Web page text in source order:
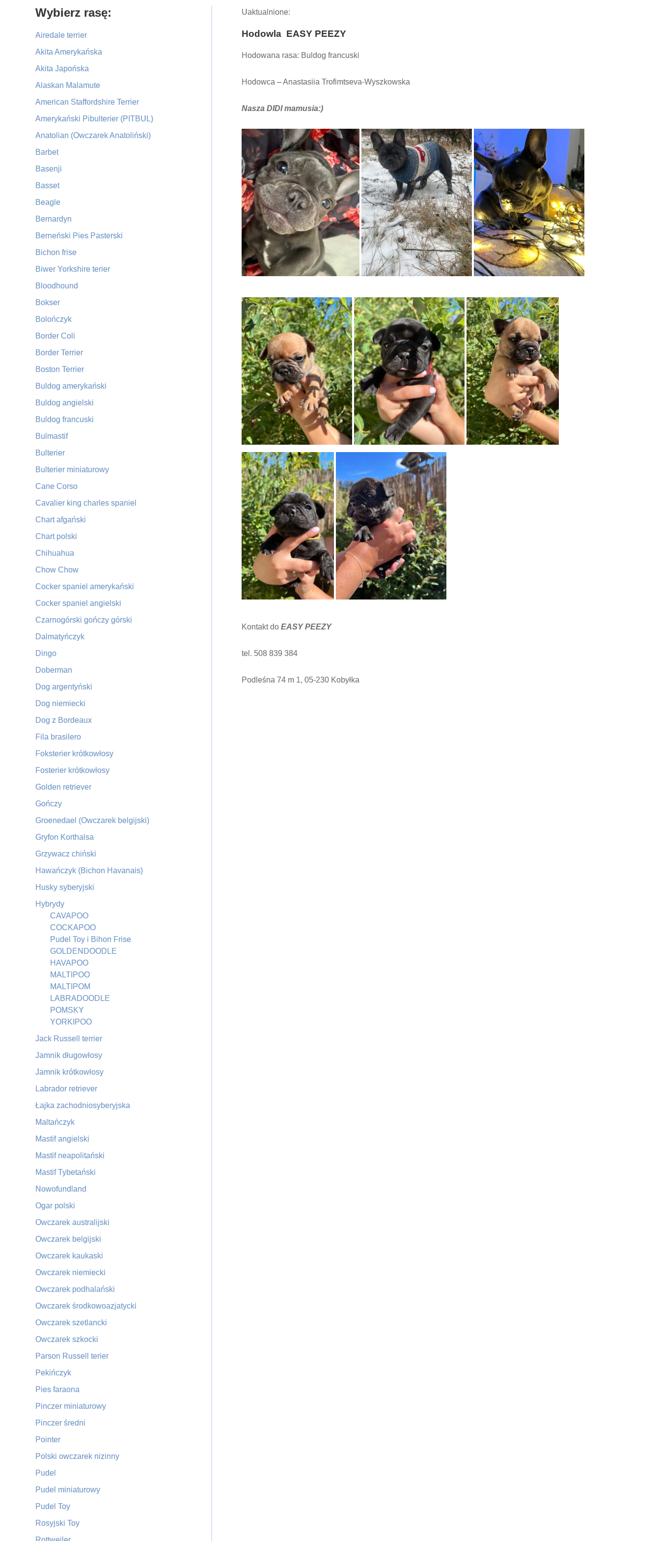
Uaktualnione:
Hodowla EASY PEEZY
Hodowana rasa: Buldog francuski
Hodowca – Anastasiia Trofimtseva-Wyszkowska
Nasza DIDI mamusia:)
Kontakt do EASY PEEZY
tel. 508 839 384
Podleśna 74 m 1, 05-230 Kobyłka
Primary
Sidebar
Wybierz rasę:
Airedale terrier
Akita Amerykańska
Akita Japońska
Alaskan Malamute
American Staffordshire Terrier
Amerykański Pibulterier (PITBUL)
Anatolian (Owczarek Anatoliński)
Barbet
Basenji
Basset
Beagle
Bernardyn
Berneński Pies Pasterski
Bichon frise
Biwer Yorkshire terier
Bloodhound
Bokser
Bolończyk
Border Coli
Border Terrier
Boston Terrier
Buldog amerykański
Buldog angielski
Buldog francuski
Bulmastif
Bulterier
Bulterier miniaturowy
Cane Corso
Cavalier king charles spaniel
Chart afgański
Chart polski
Chihuahua
Chow Chow
Cocker spaniel amerykański
Cocker spaniel angielski
Czarnogórski gończy górski
Dalmatyńczyk
Dingo
Doberman
Dog argentyński
Dog niemiecki
Dog z Bordeaux
Fila brasilero
Foksterier krótkowłosy
Fosterier krótkowłosy
Golden retriever
Gończy
Groenedael (Owczarek belgijski)
Gryfon Korthalsa
Grzywacz chiński
Hawańczyk (Bichon Havanais)
Husky syberyjski
Hybrydy
CAVAPOO
COCKAPOO
Pudel Toy i Bihon Frise
GOLDENDOODLE
HAVAPOO
MALTIPOO
MALTIPOM
LABRADOODLE
POMSKY
YORKIPOO
Jack Russell terrier
Jamnik długowłosy
Jamnik krótkowłosy
Labrador retriever
Łajka zachodniosyberyjska
Maltańczyk
Mastif angielski
Mastif neapolitański
Mastif Tybetański
Nowofundland
Ogar polski
Owczarek australijski
Owczarek belgijski
Owczarek kaukaski
Owczarek niemiecki
Owczarek podhalański
Owczarek środkowoazjatycki
Owczarek szetlancki
Owczarek szkocki
Parson Russell terier
Pekińczyk
Pies faraona
Pinczer miniaturowy
Pinczer średni
Pointer
Polski owczarek nizinny
Pudel
Pudel miniaturowy
Pudel Toy
Rosyjski Toy